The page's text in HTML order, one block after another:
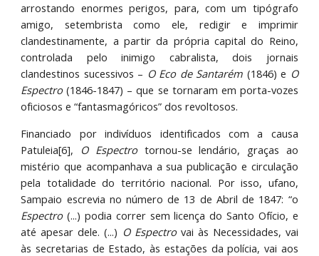
arrostando enormes perigos, para, com um tipógrafo
amigo, setembrista como ele, redigir e imprimir
clandestinamente, a partir da própria capital do Reino,
controlada pelo inimigo cabralista, dois jornais
clandestinos sucessivos – O Eco de Santarém (1846) e O
Espectro(1846-1847) – que se tornaram em porta-vozes
oficiosos e “fantasmagóricos” dos revoltosos.
Financiado por indivíduos identificados com a causa
Patuleia[6], O Espectro tornou-se lendário, graças ao
mistério que acompanhava a sua publicação e circulação
pela totalidade do território nacional. Por isso, ufano,
Sampaio escrevia no número de 13 de Abril de 1847: “o
Espectro(...) podia correr sem licença do Santo Ofício, e
até apesar dele. (...) O Espectro vai às Necessidades, vai
às secretarias de Estado, às estações da polícia, vai aos